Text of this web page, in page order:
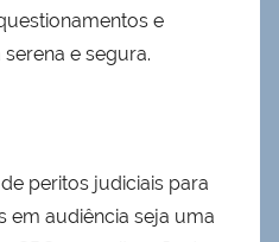
e
e segura.
peritos judiciais para
em audiência seja uma